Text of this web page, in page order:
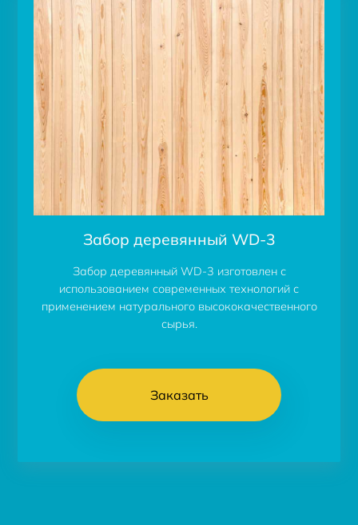
Забор деревянный WD-3
Забор деревянный WD-3 изготовлен с
использованием современных технологий с
применением натурального высококачественного
сырья.
Заказать